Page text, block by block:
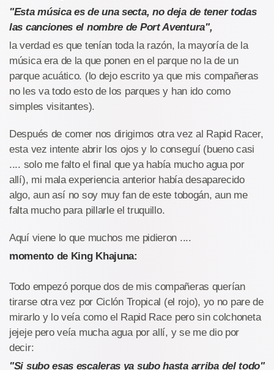
"Esta música es de una secta, no deja de tener todas
las canciones el nombre de Port Aventura",
la verdad es que tenían toda la razón, la mayoría de la
música era de la que ponen en el parque no la de un
parque acuático. (lo dejo escrito ya que mis compañeras
no les va todo esto de los parques y han ido como
simples visitantes).
Después de comer nos dirigimos otra vez al Rapid Racer,
esta vez intente abrir los ojos y lo conseguí (bueno casi
.... solo me falto el final que ya había mucho agua por
allí), mi mala experiencia anterior había desaparecido
algo, aun así no soy muy fan de este tobogán, aun me
falta mucho para pillarle el truquillo.
Aquí viene lo que muchos me pidieron ....
momento de King Khajuna:
Todo empezó porque dos de mis compañeras querían
tirarse otra vez por Ciclón Tropical (el rojo), yo no pare de
mirarlo y lo veía como el Rapid Race pero sin colchoneta
jejeje pero veía mucha agua por allí, y se me dio por
decir:
"Si subo esas escaleras ya subo hasta arriba del todo"